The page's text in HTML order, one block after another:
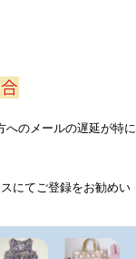
へのメールの遅延が特に
にてご登録をお勧めい